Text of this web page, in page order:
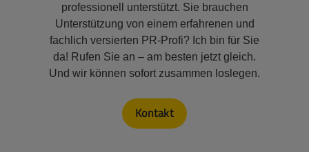
professionell unterstützt. Sie brauchen
Unterstützung von einem erfahrenen und
fachlich versierten PR-Profi? Ich bin für Sie
da! Rufen Sie an – am besten jetzt gleich.
Und wir können sofort zusammen loslegen.
Kontakt